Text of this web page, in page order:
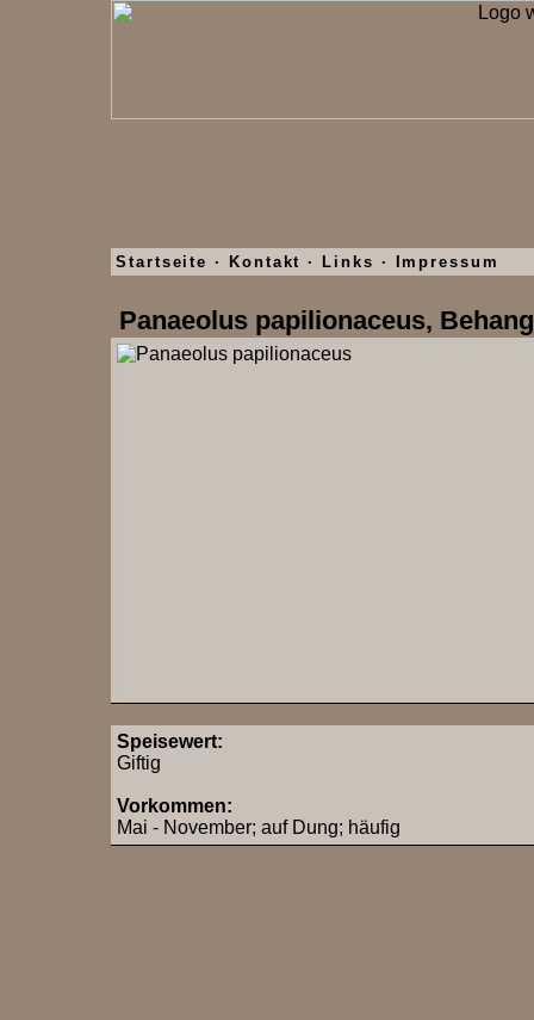
Startseite · Kontakt · Links · Impressum
Panaeolus papilionaceus,
Speisewert:
Giftig
Vorkommen:
Mai - November; auf Dung; häufig